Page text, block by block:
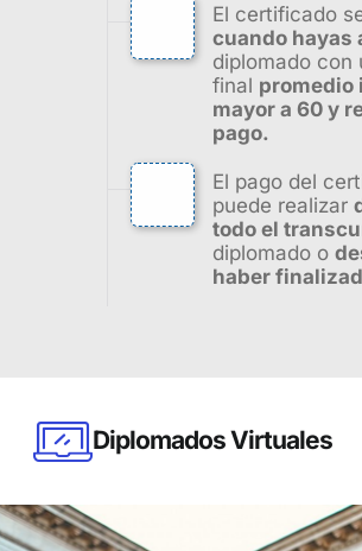
El certificado
cuando hayas
diplomado con
final promedio
mayor a 60 y
pago.
El pago del
puede realizar
todo el
diplomado o
haber
Diplomados Virtuales